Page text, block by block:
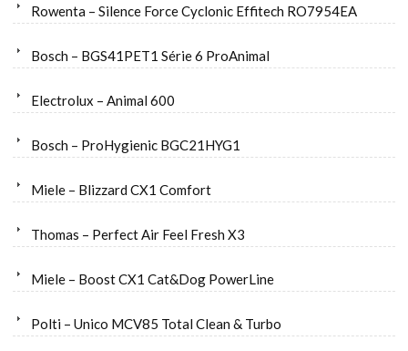
Rowenta – Silence Force Cyclonic Effitech RO7954EA
Bosch – BGS41PET1 Série 6 ProAnimal
Electrolux – Animal 600
Bosch – ProHygienic BGC21HYG1
Miele – Blizzard CX1 Comfort
Thomas – Perfect Air Feel Fresh X3
Miele – Boost CX1 Cat&Dog PowerLine
Polti – Unico MCV85 Total Clean & Turbo